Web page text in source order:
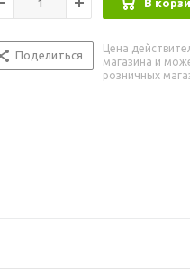
В
Поделиться
Цена
магазина и
розничных